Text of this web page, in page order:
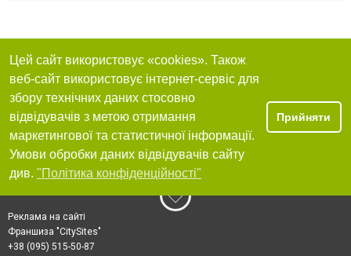
Цей сайт використовує «cookies». Також
веб-сайт використовує інтернет-сервіс для
збору технічних даних стосовно
відвідувачів з метою отримання
маркетингової та статистичної інформації.
Умови обробки даних відвідувачів сайту
див. "Політика конфіденційності"
Прийняти
Реклама на сайті
Франшиза "CitySites"
+38 (095) 515-50-87